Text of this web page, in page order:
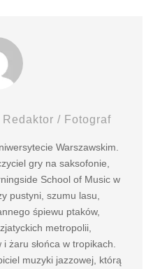
Redaktor / Fotograf
Warszawskim.
gry na saksofonie,
School of Music w
pustyni, szumu lasu,
śpiewu ptaków,
metropolii,
żaru słońca w tropikach.
muzyki jazzowej, którą